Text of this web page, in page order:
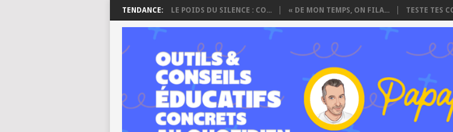
TENDANCE: LE POIDS DU SILENCE : CO... « DE MON TEMPS, ON FILA... TESTE TES